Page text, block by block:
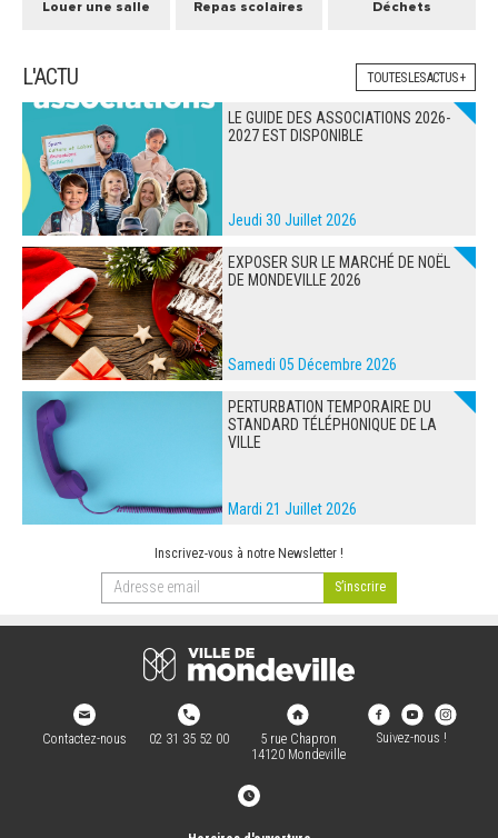
Louer une salle Repas scolaires Déchets
L'ACTU TOUTES LES ACTUS +
LE GUIDE DES ASSOCIATIONS 2026-
2027 EST DISPONIBLE
Jeudi 30 Juillet 2026
EXPOSER SUR LE MARCHÉ DE NOËL
DE MONDEVILLE 2026
Samedi 05 Décembre 2026
PERTURBATION TEMPORAIRE DU
STANDARD TÉLÉPHONIQUE DE LA
VILLE
Mardi 21 Juillet 2026
Inscrivez-vous à notre Newsletter !
Contactez-nous 02 31 35 52 00
5 rue Chapron
14120 Mondeville
Suivez-nous !